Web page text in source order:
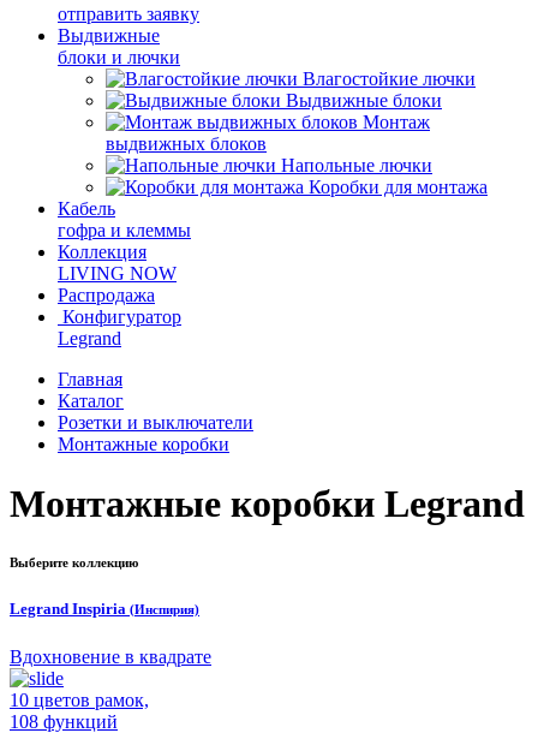
отправить заявку
Выдвижные
блоки и лючки
Влагостойкие лючки
Выдвижные блоки
Монтаж
выдвижных блоков
Напольные лючки
Коробки для монтажа
Кабель
гофра и клеммы
Коллекция
LIVING NOW
Распродажа
Конфигуратор
Legrand
Главная
Каталог
Розетки и выключатели
Монтажные коробки
Монтажные коробки Legrand
Выберите коллекцию
Legrand Inspiria (Инспирия)
Вдохновение в квадрате
10 цветов рамок,
108 функций